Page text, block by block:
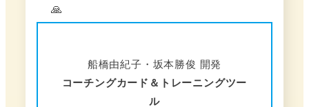
🙏
船橋由紀子・坂本勝俊 開発
コーチングカード＆トレーニングツー
ル